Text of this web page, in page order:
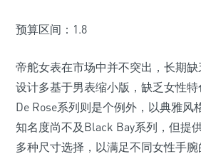
预算区间：1.8
帝舵女表在市场中并不突出，长期
设计多基于男表缩小版，缺乏女性
De Rose系列则是个例外，以典雅风
知名度尚不及Black Bay系列，但提
多种尺寸选择，以满足不同女性手